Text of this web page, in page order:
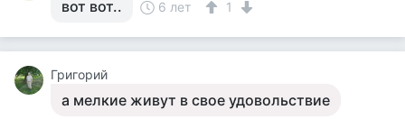
вот вот.. 6 лет 1
Григорий
а мелкие живут в свое удовольствие